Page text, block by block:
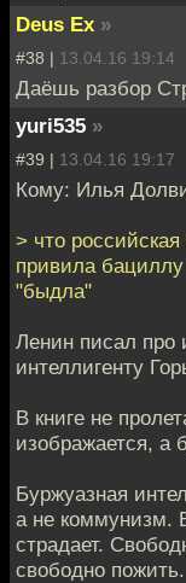
Deus Ex »
#38 | 13.04.16 19:14
Даёшь разбор
yuri535 »
#39 | 13.04.16 19:17
Кому: Илья
> что
привила бациллу
"быдла"
Ленин писал про
интеллигенту
В книге не
изображается, а
Буржуазная
а не коммунизм.
страдает.
свободно пожить.